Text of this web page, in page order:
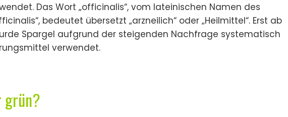
Das Wort „officinalis“, vom lateinischen Namen des
bedeutet übersetzt „arzneilich“ oder „Heilmittel“. Erst ab
Spargel aufgrund der steigenden Nachfrage systematisch
verwendet.
grün?